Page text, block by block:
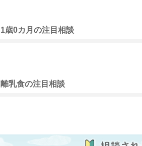
残りを豆腐であれば、
厳密でなくてもよいですので、目安量よ
1歳0カ月の注目相談
離乳食の注目相談